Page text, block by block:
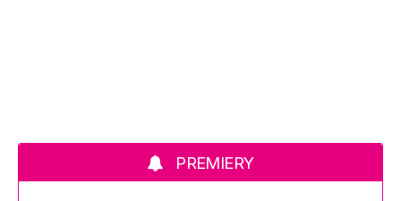
PREMIERY